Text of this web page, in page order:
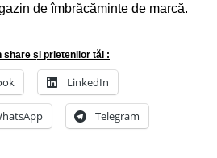
de îmbrăcăminte de marcă.
share și prietenilor tăi :
LinkedIn
Telegram